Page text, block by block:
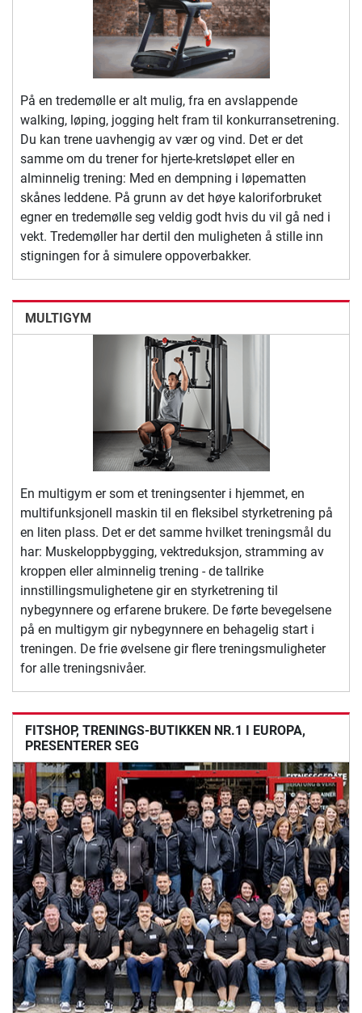
På en tredemølle er alt mulig, fra en avslappende
walking, løping, jogging helt fram til konkurransetrening.
Du kan trene uavhengig av vær og vind. Det er det
samme om du trener for hjerte-kretsløpet eller en
alminnelig trening: Med en dempning i løpematten
skånes leddene. På grunn av det høye kaloriforbruket
egner en tredemølle seg veldig godt hvis du vil gå ned i
vekt. Tredemøller har dertil den muligheten å stille inn
stigningen for å simulere oppoverbakker.
MULTIGYM
En multigym er som et treningsenter i hjemmet, en
multifunksjonell maskin til en fleksibel styrketrening på
en liten plass. Det er det samme hvilket treningsmål du
har: Muskeloppbygging, vektreduksjon, stramming av
kroppen eller alminnelig trening - de tallrike
innstillingsmulighetene gir en styrketrening til
nybegynnere og erfarene brukere. De førte bevegelsene
på en multigym gir nybegynnere en behagelig start i
treningen. De frie øvelsene gir flere treningsmuligheter
for alle treningsnivåer.
FITSHOP, TRENINGS-BUTIKKEN NR.1 I EUROPA,
PRESENTERER SEG